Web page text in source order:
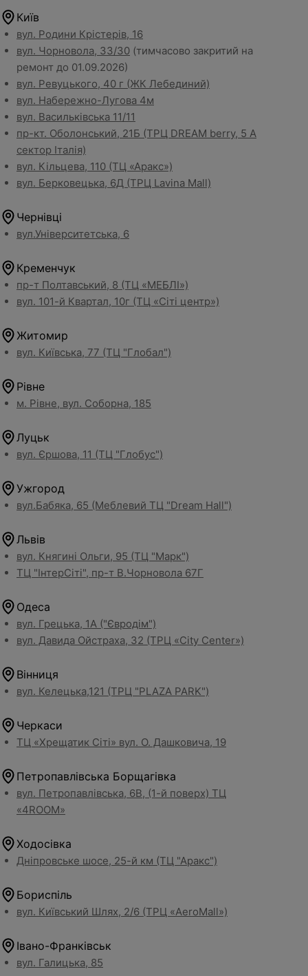
Київ
вул. Родини Крістерів, 16
вул. Чорновола, 33/30 (тимчасово закритий на
ремонт до 01.09.2026)
вул. Ревуцького, 40 г (ЖК Лебединий)
вул. Набережно-Лугова 4м
вул. Васильківська 11/11
пр-кт. Оболонський, 21Б (ТРЦ DREAM berry, 5 А
сектор Італія)
вул. Кільцева, 110 (ТЦ «Аракс»)
вул. Берковецька, 6Д (ТРЦ Lavina Mall)
Чернівці
вул.Університетська, 6
Кременчук
пр-т Полтавський, 8 (ТЦ «МЕБЛІ»)
вул. 101-й Квартал, 10г (ТЦ «Сіті центр»)
Житомир
вул. Київська, 77 (ТЦ "Глобал")
Рівне
м. Рівне, вул. Соборна, 185
Луцьк
вул. Єршова, 11 (ТЦ "Глобус")
Ужгород
вул.Бабяка, 65 (Меблевий ТЦ "Dream Hall")
Львів
вул. Княгині Ольги, 95 (ТЦ "Марк")
ТЦ "ІнтерСіті", пр-т В.Чорновола 67Г
Одеса
вул. Грецька, 1А ("Євродім")
вул. Давида Ойстраха, 32 (ТРЦ «City Center»)
Вінниця
вул. Келецька,121 (ТРЦ "PLAZA PARK")
Черкаси
ТЦ «Хрещатик Сіті» вул. О. Дашковича, 19
Петропавлівська Борщагівка
вул. Петропавлівська, 6В, (1-й поверх) ТЦ
«4ROOM»
Ходосівка
Дніпровське шосе, 25-й км (ТЦ "Аракс")
Бориспіль
вул. Київський Шлях, 2/6 (ТРЦ «AeroMall»)
Івано-Франківськ
вул. Галицька, 85